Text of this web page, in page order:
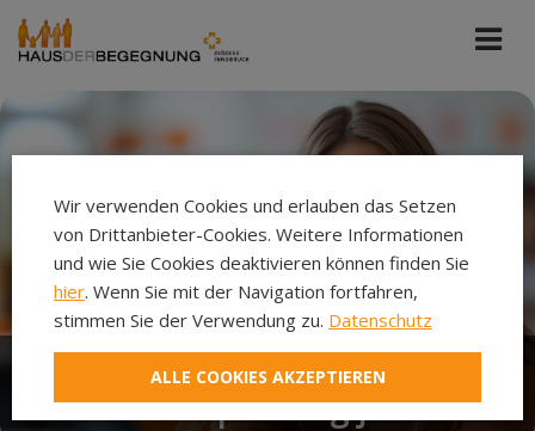
Berufsreifeprüfung jetzt
Wir verwenden Cookies und erlauben das Setzen
von Drittanbieter-Cookies. Weitere Informationen
und wie Sie Cookies deaktivieren können finden Sie
hier. Wenn Sie mit der Navigation fortfahren,
stimmen Sie der Verwendung zu. Datenschutz
ALLE COOKIES AKZEPTIEREN